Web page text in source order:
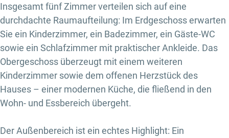
Insgesamt fünf Zimmer verteilen sich auf eine
durchdachte Raumaufteilung: Im Erdgeschoss erwarten
Sie ein Kinderzimmer, ein Badezimmer, ein Gäste-WC
sowie ein Schlafzimmer mit praktischer Ankleide. Das
Obergeschoss überzeugt mit einem weiteren
Kinderzimmer sowie dem offenen Herzstück des
Hauses – einer modernen Küche, die fließend in den
Wohn- und Essbereich übergeht.
Der Außenbereich ist ein echtes Highlight: Ein